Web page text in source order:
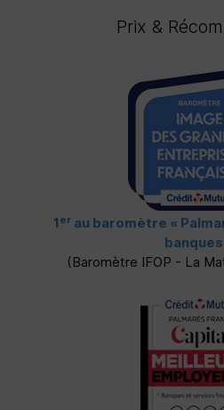
Prix &
1 er au baromètre «
banques
(Baromètre IFOP - La